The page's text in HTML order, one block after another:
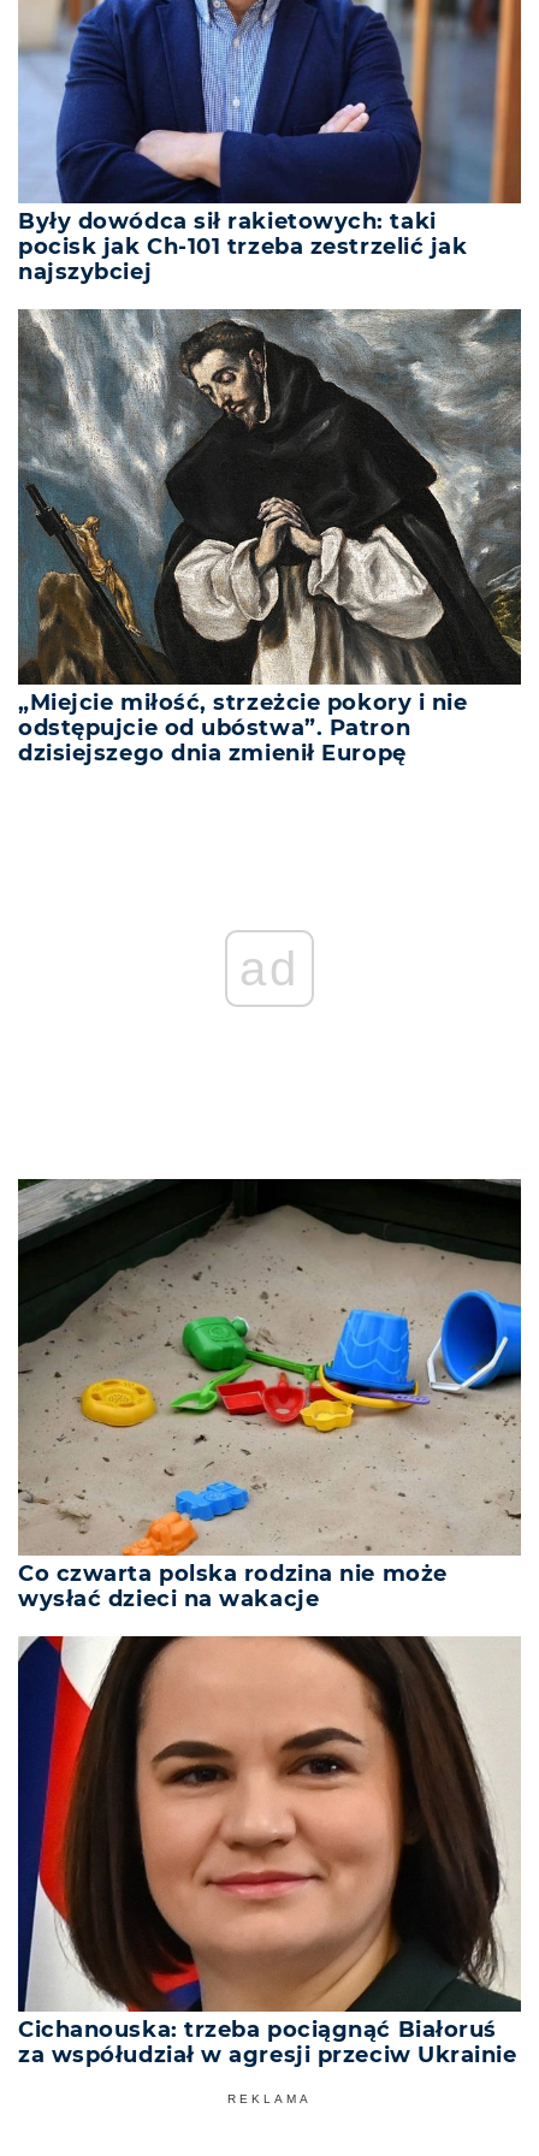
Były dowódca sił rakietowych: taki
pocisk jak Ch-101 trzeba zestrzelić jak
najszybciej
„Miejcie miłość, strzeżcie pokory i nie
odstępujcie od ubóstwa”. Patron
dzisiejszego dnia zmienił Europę
ad
Co czwarta polska rodzina nie może
wysłać dzieci na wakacje
Cichanouska: trzeba pociągnąć Białoruś
za współudział w agresji przeciw Ukrainie
REKLAMA